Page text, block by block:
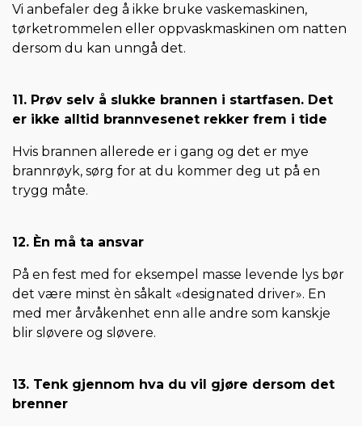
Vi anbefaler deg å ikke bruke vaskemaskinen,
tørketrommelen eller oppvaskmaskinen om natten
dersom du kan unngå det.
11. Prøv selv å slukke brannen i startfasen. Det
er ikke alltid brannvesenet rekker frem i tide
Hvis brannen allerede er i gang og det er mye
brannrøyk, sørg for at du kommer deg ut på en
trygg måte.
12. Èn må ta ansvar
På en fest med for eksempel masse levende lys bør
det være minst èn såkalt «designated driver». En
med mer årvåkenhet enn alle andre som kanskje
blir sløvere og sløvere.
13. Tenk gjennom hva du vil gjøre dersom det
brenner